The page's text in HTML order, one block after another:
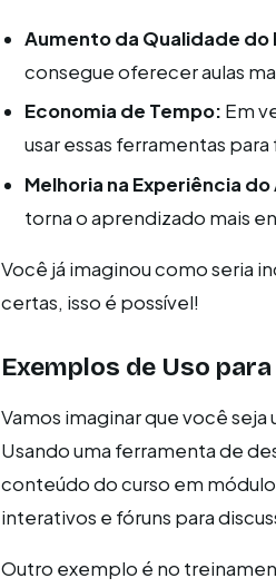
Aumento da Qualidade do
consegue oferecer aulas
Economia de Tempo: Em
usar essas ferramentas
Melhoria na Experiência do
torna o aprendizado mais
Você já imaginou como seria
certas, isso é possível!
Exemplos de Uso
Vamos imaginar que você
Usando uma ferramenta de
conteúdo do curso em
interativos e fóruns para
Outro exemplo é no